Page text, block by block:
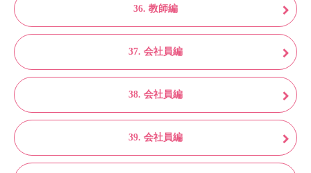
36. 教師編
37. 会社員編
38. 会社員編
39. 会社員編